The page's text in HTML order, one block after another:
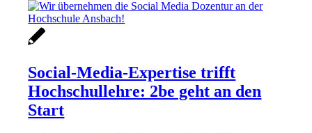
Social-Media-Expertise trifft
Hochschullehre: 2be geht an den
Start